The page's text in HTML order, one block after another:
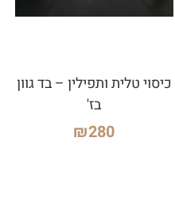
כיסוי טלית ותפילין – בד גוון
בז'
₪280